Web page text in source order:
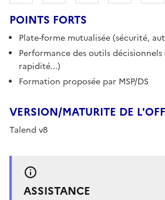
POINTS FORTS
Plate-forme mutualisée (sécurité,
Performance des outils
rapidité...)
Formation proposée par MSP/DS
VERSION/MATURITE DE
Talend v8
ASSISTANCE